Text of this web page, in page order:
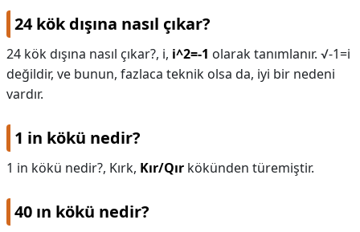
24 kök dışına nasıl çıkar?
24 kök dışına nasıl çıkar?, i, i^2=-1 olarak tanımlanır. √-1=i
değildir, ve bunun, fazlaca teknik olsa da, iyi bir nedeni
vardır.
1 in kökü nedir?
1 in kökü nedir?, Kırk, Kır/Qır kökünden türemiştir.
40 ın kökü nedir?